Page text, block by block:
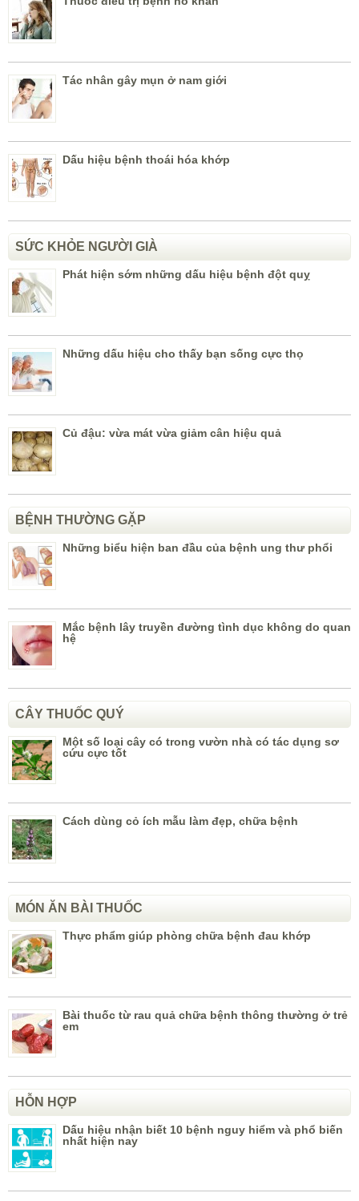
Tác nhân gây mụn ở nam giới
Dấu hiệu bệnh thoái hóa khớp
SỨC KHỎE NGƯỜI GIÀ
Phát hiện sớm những dấu hiệu bệnh đột quỵ
Những dấu hiệu cho thấy bạn sống cực thọ
Củ đậu: vừa mát vừa giảm cân hiệu quả
BỆNH THƯỜNG GẶP
Những biểu hiện ban đầu của bệnh ung thư phổi
Mắc bệnh lây truyền đường tình dục không do quan
hệ
CÂY THUỐC QUÝ
Một số loại cây có trong vườn nhà có tác dụng sơ
cứu cực tốt
Cách dùng cỏ ích mẫu làm đẹp, chữa bệnh
MÓN ĂN BÀI THUỐC
Thực phẩm giúp phòng chữa bệnh đau khớp
Bài thuốc từ rau quả chữa bệnh thông thường ở trẻ
em
HỖN HỢP
Dấu hiệu nhận biết 10 bệnh nguy hiểm và phổ biến
nhất hiện nay